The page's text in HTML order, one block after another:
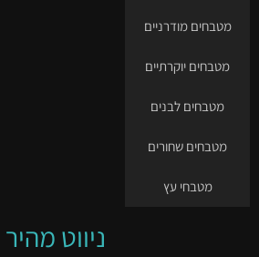
מטבחים מודרניים
מטבחים יוקרתיים
מטבחים לבנים
מטבחים שחורים
מטבחי עץ
ניווט מהיר